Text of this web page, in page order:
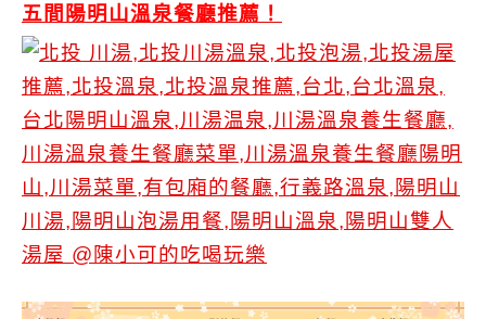
五間陽明山溫泉餐廳推薦！